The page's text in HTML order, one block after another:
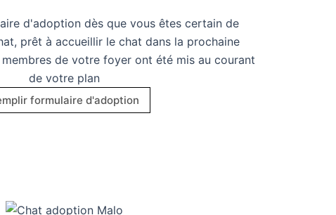
d'adoption dès que vous êtes certain de
prêt à accueillir le chat dans la prochaine
de votre foyer ont été mis au courant
de votre plan
formulaire d'adoption